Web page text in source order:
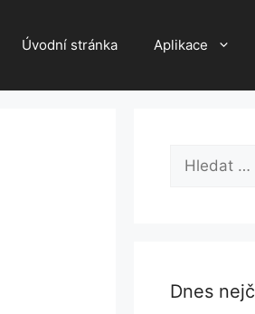
Úvodní stránka Aplikace
Hledat:
Dnes